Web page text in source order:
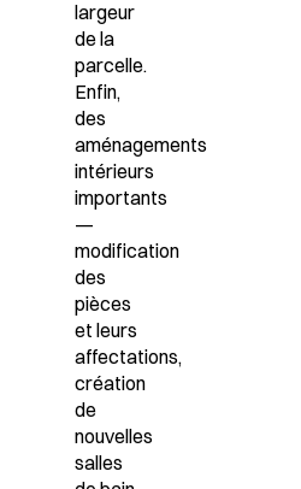
largeur
de la
parcelle.
Enfin,
des
aménagements
intérieurs
importants
—
modification
des
pièces
et leurs
affectations,
création
de
nouvelles
salles